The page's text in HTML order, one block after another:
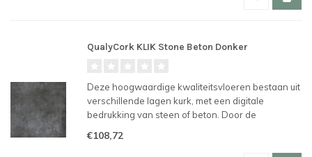
QualyCork KLIK Stone Beton Donker
Deze hoogwaardige kwaliteitsvloeren bestaan uit
verschillende lagen kurk, met een digitale
bedrukking van steen of beton. Door de
makkelijk te plaatsen en te hergebruiken.
€108,72